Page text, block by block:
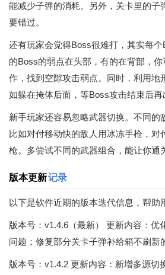
能减少子弹的消耗。另外，关卡里的子
要错过。
还有玩家会觉得Boss很难打，其实每
的Boss的弱点在头部，有的在背部，
作，找到空隙攻击弱点。同时，利用地
如躲在掩体后面，等Boss攻击结束后再
新手玩家还容易忽略武器切换。不同的
比如对付移动快的敌人用冰冻手枪，对
枪。多尝试不同的武器组合，能让你通
版本更新记录
以下是软件近期的版本迭代信息，帮助
版本号：v1.4.6（最新） 更新内容：优
问题；修复部分关卡子弹补给箱不刷新
版本号：v1.4.2 更新内容：新增多源切